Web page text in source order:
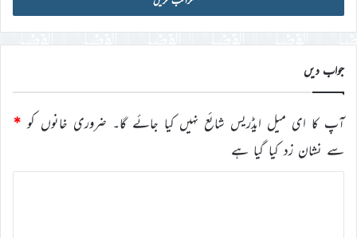
ڈی
درج
کریں
جواب دیں
آپ کا ای میل ایڈریس شائع نہیں کیا جائے گا۔ ضروری خانوں کو *
سے نشان زد کیا گیا ہے